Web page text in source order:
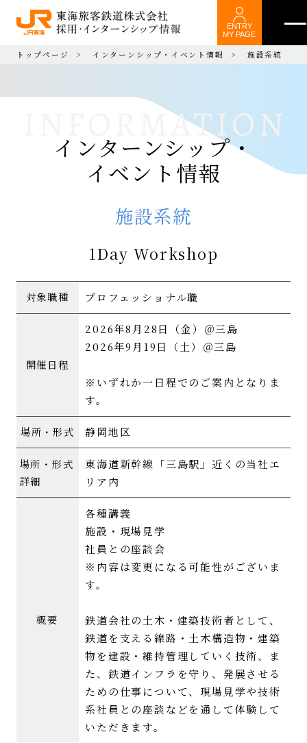
ENTRY
MY PAGE
トップページ インターンシップ・イベント情報 施設系統
インターンシップ・
イベント情報
施設系統
1Day Workshop
対象職種 プロフェッショナル職
開催日程
2026年8月28日（金）＠三島
2026年9月19日（土）＠三島
※いずれか一日程でのご案内となりま
す。
場所・形式 静岡地区
場所・形式
詳細
東海道新幹線「三島駅」近くの当社エ
リア内
概要
各種講義
施設・現場見学
社員との座談会
※内容は変更になる可能性がございま
す。
鉄道会社の土木・建築技術者として、
鉄道を支える線路・土木構造物・建築
物を建設・維持管理していく技術、ま
た、鉄道インフラを守り、発展させる
ための仕事について、現場見学や技術
系社員との座談などを通して体験して
いただきます。